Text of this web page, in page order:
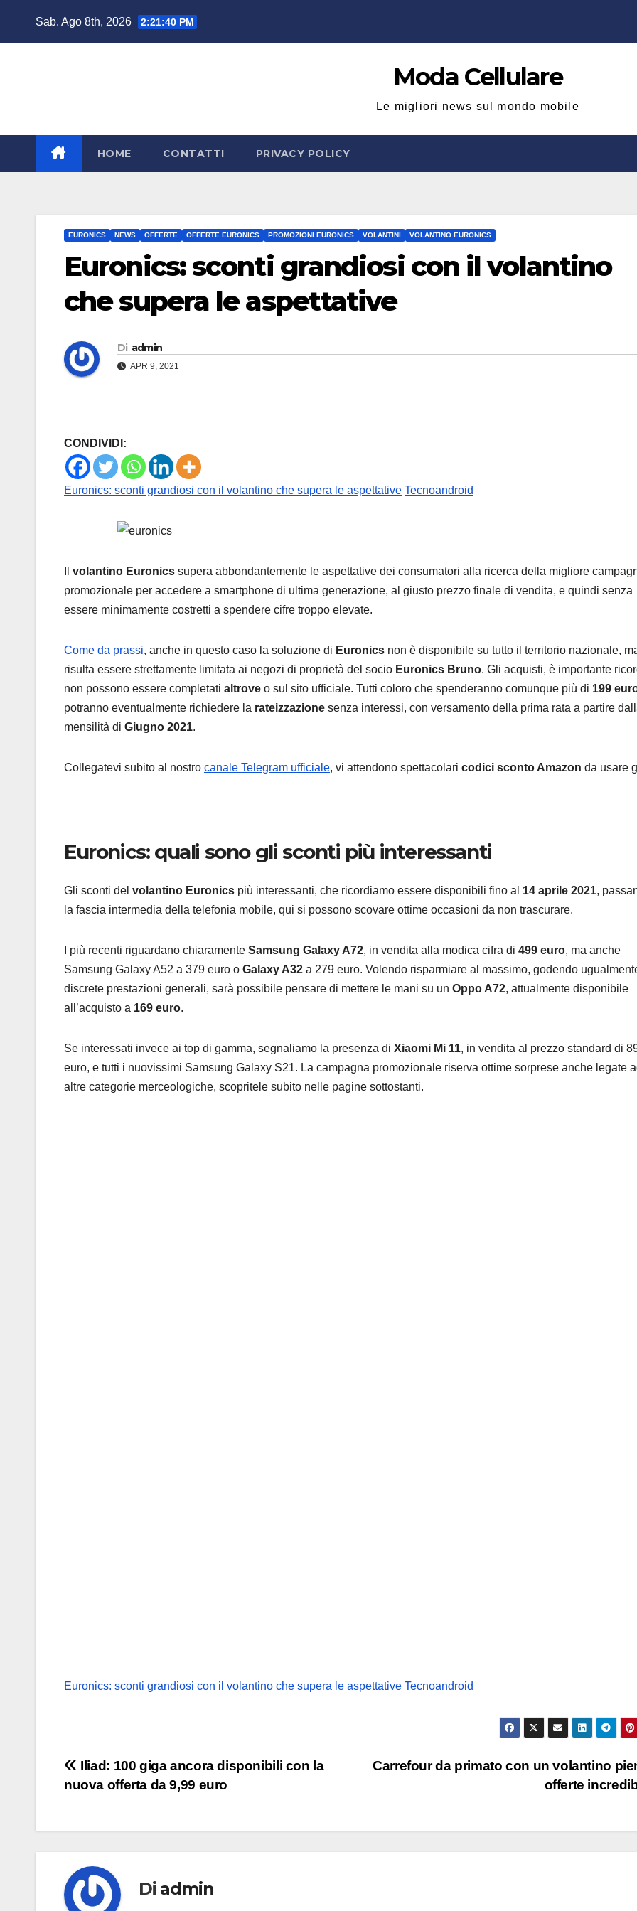
Sab. Ago 8th, 2026 2:21:41 PM
Moda Cellulare
Le migliori news sul mondo mobile
HOME CONTATTI PRIVACY POLICY
EURONICS NEWS OFFERTE OFFERTE EURONICS PROMOZIONI EURONICS VOLANTINI VOLANTINO EURONICS
Euronics: sconti grandiosi con il volantino
che supera le aspettative
Di admin
APR 9, 2021
CONDIVIDI:
Euronics: sconti grandiosi con il volantino che supera le aspettative Tecnoandroid
volantino Euronics supera abbondantemente le aspettative dei consumatori alla ricerca della migliore
promozionale per accedere a smartphone di ultima generazione, al giusto prezzo finale di vendita, e quindi senza
essere minimamente costretti a spendere cifre troppo elevate.
Come da prassi, anche in questo caso la soluzione di Euronics non è disponibile su tutto il territorio nazionale,
risulta essere strettamente limitata ai negozi di proprietà del socio Euronics Bruno. Gli acquisti, è importante
non possono essere completati altrove o sul sito ufficiale. Tutti coloro che spenderanno comunque più di 199
potranno eventualmente richiedere la rateizzazione senza interessi, con versamento della prima rata a partire
mensilità di Giugno 2021.
Collegatevi subito al nostro canale Telegram ufficiale, vi attendono spettacolari codici sconto Amazon da usare
Euronics: quali sono gli sconti più interessanti
Gli sconti del volantino Euronics più interessanti, che ricordiamo essere disponibili fino al 14 aprile 2021,
la fascia intermedia della telefonia mobile, qui si possono scovare ottime occasioni da non trascurare.
I più recenti riguardano chiaramente Samsung Galaxy A72, in vendita alla modica cifra di 499 euro, ma anche
Samsung Galaxy A52 a 379 euro o Galaxy A32 a 279 euro. Volendo risparmiare al massimo, godendo
discrete prestazioni generali, sarà possibile pensare di mettere le mani su un Oppo A72, attualmente disponibile
all’acquisto a 169 euro.
Se interessati invece ai top di gamma, segnaliamo la presenza di Xiaomi Mi 11, in vendita al prezzo standard di
euro, e tutti i nuovissimi Samsung Galaxy S21. La campagna promozionale riserva ottime sorprese anche legate
altre categorie merceologiche, scopritele subito nelle pagine sottostanti.
Euronics: sconti grandiosi con il volantino che supera le aspettative Tecnoandroid
Navigazione
Carrefour da primato con un volantino
offerte
Iliad: 100 giga ancora disponibili con la
nuova offerta da 9,99 euro
Di admin
la